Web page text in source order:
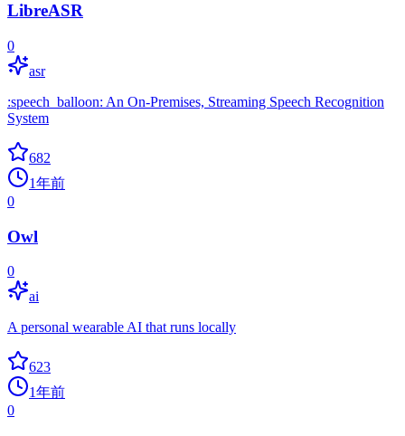
LibreASR
0
asr
:speech_balloon: An On-Premises, Streaming Speech Recognition
System
682
1年前
0
Owl
0
ai
A personal wearable AI that runs locally
623
1年前
0